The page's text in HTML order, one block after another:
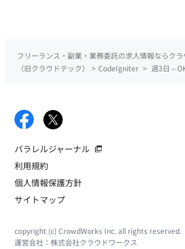
フリーランス・副業・業務委託の求人情報ならク
（旧クラウドテック）
> CodeIgniter > 週3日～
パラレルジャーナル
利用規約
個人情報保護方針
サイトマップ
copyright (c) CrowdWorks Inc. all rights reserved.
運営会社： 株式会社クラウドワークス